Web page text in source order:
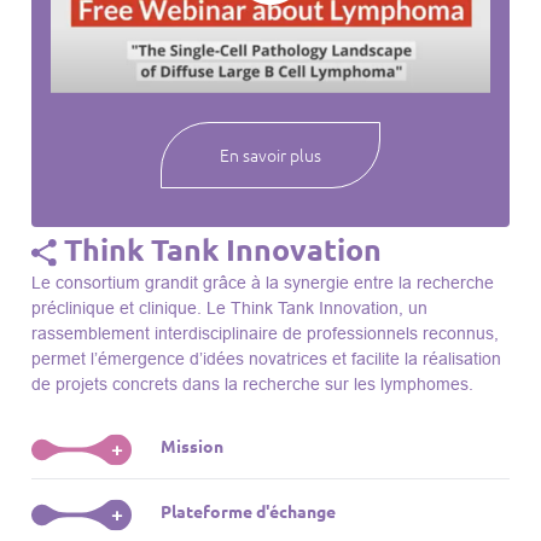
webinaires à venir, des séances précédentes et joignez-vous
notre compréhension des lymphomes et des maladies
En savoir plus
Think Tank Innovation
Le consortium grandit grâce à la synergie entre la recherche
préclinique et clinique. Le Think Tank Innovation, un
rassemblement interdisciplinaire de professionnels reconnus,
permet l’émergence d’idées novatrices et facilite la réalisation
de projets concrets dans la recherche sur les lymphomes.
+ Mission
Le Think Tank initie des projets, façonne des initiatives de
R&D, identifie des porteurs et promeut l’unité parmi les
+ Plateforme d'échange